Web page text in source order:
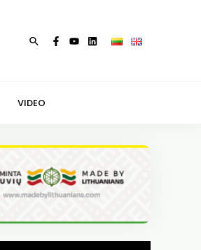
Paieška
VIDEO